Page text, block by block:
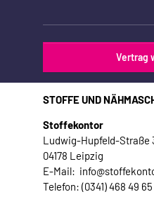
Vertrag
STOFFE UND
Stoffekontor
Ludwig-Hupfeld-Straße
04178 Leipzig
E-Mail:
Telefon: (0341) 468 49 65